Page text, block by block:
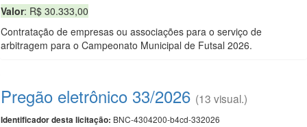
Valor: R$ 30.333,00
Contratação de empresas ou associações para o serviço de
arbitragem para o Campeonato Municipal de Futsal 2026.
Pregão eletrônico 33/2026 (13 visual.)
Identificador desta licitação: BNC-4304200-b4cd-332026